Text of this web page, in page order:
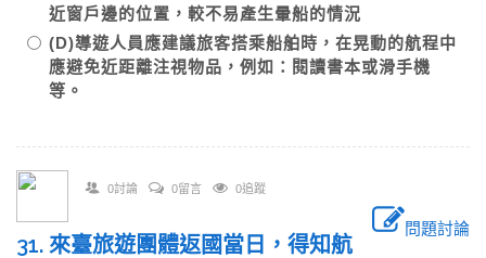
近窗戶邊的位置，較不易產生暈船的情況
(D)導遊人員應建議旅客搭乘船舶時，在晃動的航程中
應避免近距離注視物品，例如：閱讀書本或滑手機
等。
0討論 0留言 0追蹤
問題討論
31. 來臺旅遊團體返國當日，得知航